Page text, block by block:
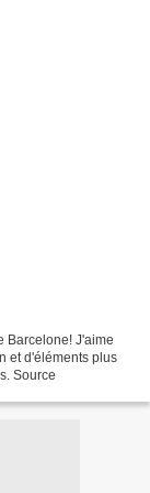
Barcelone! J'aime
et d'éléments plus
Source